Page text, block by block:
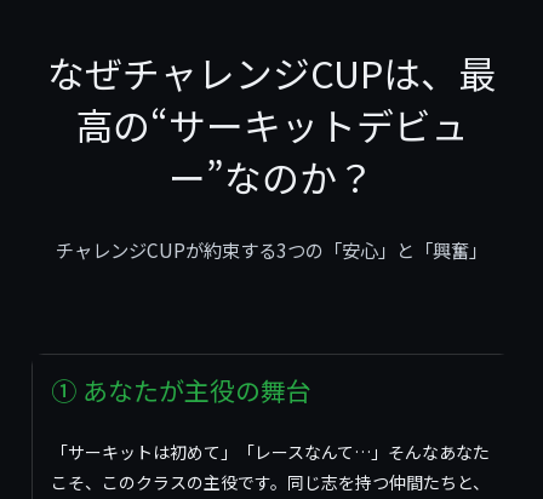
なぜチャレンジCUPは、最
高の“サーキットデビュ
ー”なのか？
チャレンジCUPが約束する3つの「安心」と「興奮」
① あなたが主役の舞台
「サーキットは初めて」「レースなんて…」そんなあなた
こそ、このクラスの主役です。同じ志を持つ仲間たちと、